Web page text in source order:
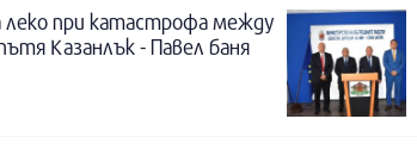
при катастрофа между
Казанлък - Павел баня